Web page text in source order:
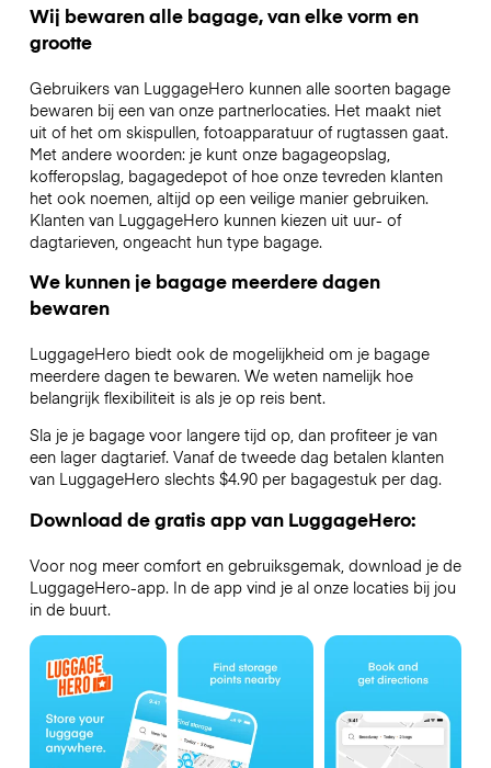
Wij bewaren alle bagage, van elke vorm en
grootte
Gebruikers van LuggageHero kunnen alle soorten bagage
bewaren bij een van onze partnerlocaties. Het maakt niet
uit of het om skispullen, fotoapparatuur of rugtassen gaat.
Met andere woorden: je kunt onze bagageopslag,
kofferopslag, bagagedepot of hoe onze tevreden klanten
het ook noemen, altijd op een veilige manier gebruiken.
Klanten van LuggageHero kunnen kiezen uit uur- of
dagtarieven, ongeacht hun type bagage.
We kunnen je bagage meerdere dagen
bewaren
LuggageHero biedt ook de mogelijkheid om je bagage
meerdere dagen te bewaren. We weten namelijk hoe
belangrijk flexibiliteit is als je op reis bent.
Sla je je bagage voor langere tijd op, dan profiteer je van
een lager dagtarief. Vanaf de tweede dag betalen klanten
van LuggageHero slechts $4.90 per bagagestuk per dag.
Download de gratis app van LuggageHero:
Voor nog meer comfort en gebruiksgemak, download je de
LuggageHero-app. In de app vind je al onze locaties bij jou
in de buurt.